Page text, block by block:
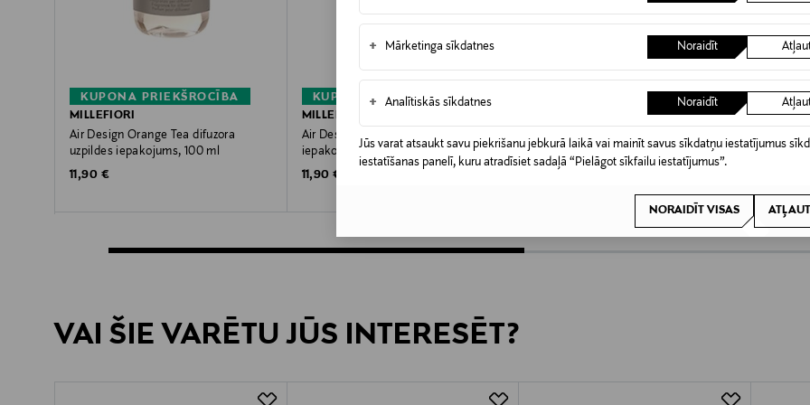
+ Mārketinga sīkdatnes Noraidīt
+ Analītiskās sīkdatnes Noraidīt
Jūs varat atsaukt savu piekrišanu jebkurā laikā vai mainīt savus sīkdatņu iestatījumus
iestatīšanas panelī, kuru atradīsiet sadaļā “Pielāgot sīkfailu iestatījumus”.
NORAIDĪT VISAS
KUPONA PRIEKŠROCĪBA
MILLEFIORI
Air Design Orange Tea difuzora
uzpildes iepakojums, 100 ml
Original Price
11,90 €
KUPONA PRIEKŠROCĪBA
MILLEFIORI
Air Design Oxygen difuzora uzpildes
iepakojums, 100 ml
Original Price
11,90 €
KUPONA PRIEKŠROCĪBA
Air Design stikla bļoda istabas
Gold
VAI ŠIE VARĒTU JŪS INTERESĒT?